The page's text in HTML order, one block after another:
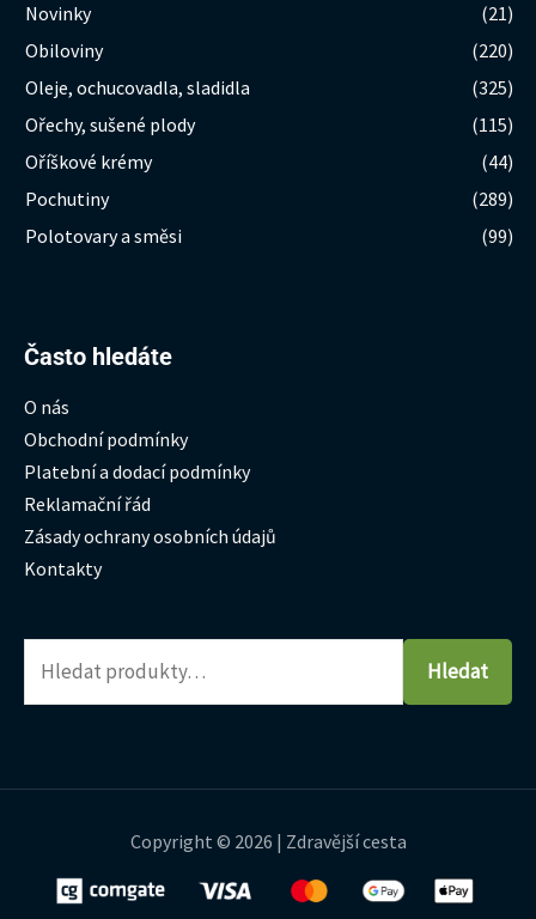
Novinky
(21)
Obiloviny
(220)
Oleje, ochucovadla, sladidla
(325)
Ořechy, sušené plody
(115)
Oříškové krémy
(44)
Pochutiny
(289)
Polotovary a směsi
(99)
Často hledáte
O nás
Obchodní podmínky
Platební a dodací podmínky
Reklamační řád
Zásady ochrany osobních údajů
Kontakty
Hledat:
Hledat
Copyright © 2026 | Zdravější cesta